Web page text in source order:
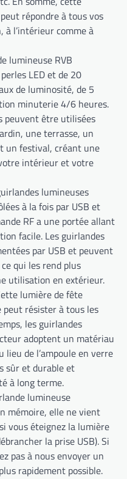
répondre à tous vos
à l’intérieur comme à
lumineuse RVB
LED et de 20
de luminosité, de 5
minuterie 4/6 heures.
peuvent être utilisées
une terrasse, un
un festival, créant une
intérieur et votre
lumineuses
à la fois par USB et
RF a une portée allant
facile. Les guirlandes
par USB et peuvent
qui les rend plus
utilisation en extérieur.
lumière de fête
résister à tous les
les guirlandes
adoptent un matériau
de l’ampoule en verre
sûr et durable et
à long terme.
lumineuse
mémoire, elle ne vient
vous éteignez la lumière
la prise USB). Si
pas à nous envoyer un
rapidement possible.